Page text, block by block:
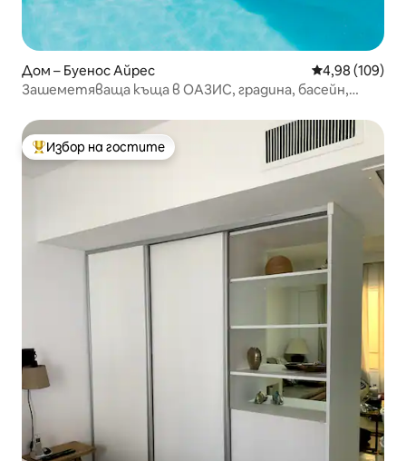
Дом – Буенос Айрес Средна
4,98 (109)
Зашеметяваща къща в ОАЗИС, градина, басейн,
Най-популярен избор на гостите
Избор на гостите